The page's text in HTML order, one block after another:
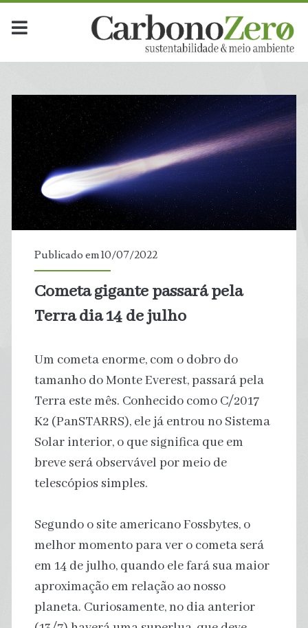
Publicado em 10/07/2022
Cometa gigante passará pela
Terra dia 14 de julho
Um cometa enorme, com o dobro do
tamanho do Monte Everest, passará pela
Terra este mês. Conhecido como C/2017
K2 (PanSTARRS), ele já entrou no Sistema
Solar interior, o que significa que em
breve será observável por meio de
telescópios simples.
Segundo o site americano Fossbytes, o
melhor momento para ver o cometa será
em 14 de julho, quando ele fará sua maior
aproximação em relação ao nosso
planeta. Curiosamente, no dia anterior